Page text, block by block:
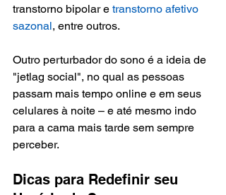
transtorno bipolar e transtorno afetivo
sazonal, entre outros.
Outro perturbador do sono é a ideia de
"jetlag social", no qual as pessoas
passam mais tempo online e em seus
celulares à noite – e até mesmo indo
para a cama mais tarde sem sempre
perceber.
Dicas para Redefinir seu